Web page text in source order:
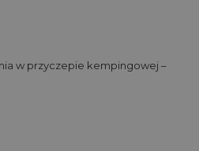
w przyczepie kempingowej –